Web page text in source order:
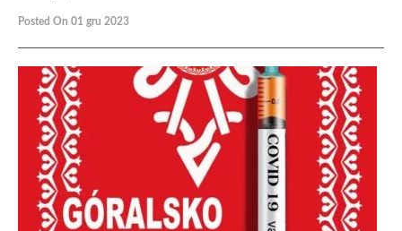
Posted On 01 gru 2023